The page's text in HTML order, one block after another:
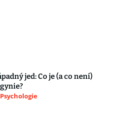
jed: Co je (a co není)